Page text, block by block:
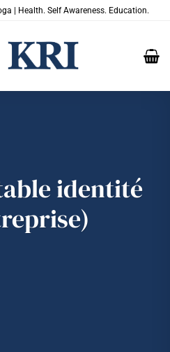
| Health. Self Awareness. Education.
identité